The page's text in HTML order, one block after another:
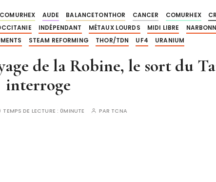
AUDE BALANCETONTHOR CANCER COMURHEX
INDÉPENDANT MÉTAUX LOURDS MIDI LIBRE
STEAM REFORMING THOR/TDN UF4 URANIUM
de la Robine, le sort du
interroge
TEMPS DE LECTURE : 0MINUTE PAR TCNA